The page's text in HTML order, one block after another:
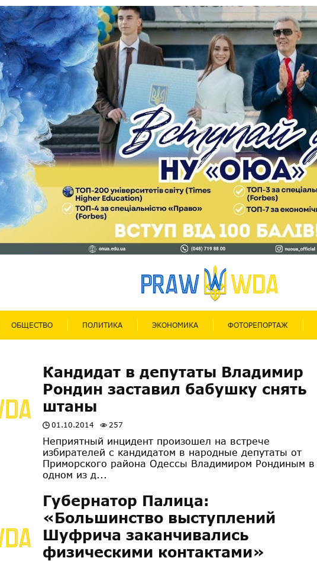
ОБЩЕСТВО ПОЛИТИКА ЭКОНОМИКА ФОТОРЕПОРТАЖ
Кандидат в депутаты Владимир
Рондин заставил бабушку снять
штаны
01.10.2014 257
Неприятный инцидент произошел на встрече
избирателей с кандидатом в народные депутаты от
Приморского района Одессы Владимиром Рондиным в
одном из д...
Губернатор Палица:
«Большинство выступлений
Шуфрича заканчивались
физическими контактами»